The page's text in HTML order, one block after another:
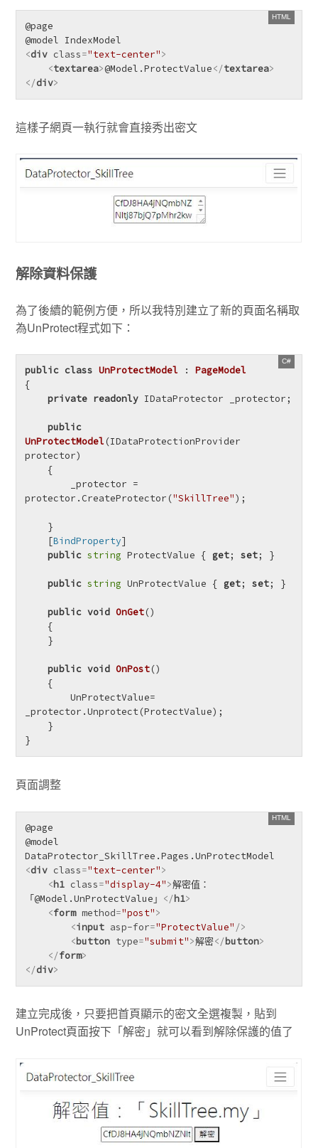
@page
<div class="text-center">
<textarea>@Model.ProtectValue</textarea>
</div>
這樣子網頁一執行就會直接秀出密文
解除資料保護
為了後續的範例方便，所以我特別建立了新的頁面名稱取
為UnProtect程式如下：
public class UnProtectModel : PageModel
{
private readonly IDataProtector _protector;
public
UnProtectModel(IDataProtectionProvider
protector)
protector.CreateProtector("SkillTree");
    [
BindProperty]
public string ProtectValue { get; set; }
public string UnProtectValue { get; set; }
public void OnGet()
public void OnPost()
        UnProtectValue=
_protector.Unprotect(ProtectValue);
}
頁面調整
@page
@model
<div class="text-center">
<h1 class="display-4">解密值：
「@Model.UnProtectValue」 </h1>
<form method="post">
<input asp-for="ProtectValue" />
<button type="submit">解密</button>
</form>
</div>
建立完成後，只要把首頁顯示的密文全選複製，貼到
UnProtect頁面按下「解密」就可以看到解除保護的值了